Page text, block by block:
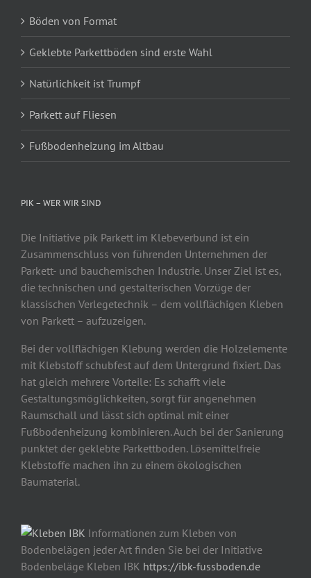
Böden von Format
Geklebte Parkettböden sind erste Wahl
Natürlichkeit ist Trumpf
Parkett auf Fliesen
Fußbodenheizung im Altbau
PIK – WER WIR SIND
Die Initiative pik Parkett im Klebeverbund ist ein
Zusammenschluss von führenden Unternehmen der
Parkett- und bauchemischen Industrie. Unser Ziel ist es,
die technischen und gestalterischen Vorzüge der
klassischen Verlegetechnik – dem vollflächigen Kleben
von Parkett – aufzuzeigen.
Bei der vollflächigen Klebung werden die Holzelemente
mit Klebstoff schubfest auf dem Untergrund fixiert. Das
hat gleich mehrere Vorteile: Es schafft viele
Gestaltungsmöglichkeiten, sorgt für angenehmen
Raumschall und lässt sich optimal mit einer
Fußbodenheizung kombinieren. Auch bei der Sanierung
punktet der geklebte Parkettboden. Lösemittelfreie
Klebstoffe machen ihn zu einem ökologischen
Baumaterial.
Informationen zum Kleben von
Bodenbelägen jeder Art finden Sie bei der Initiative
Bodenbeläge Kleben IBK https://ibk-fussboden.de